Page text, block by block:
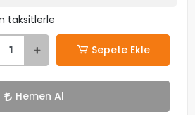
taksitlerle
Sepete Ekle
Hemen Al